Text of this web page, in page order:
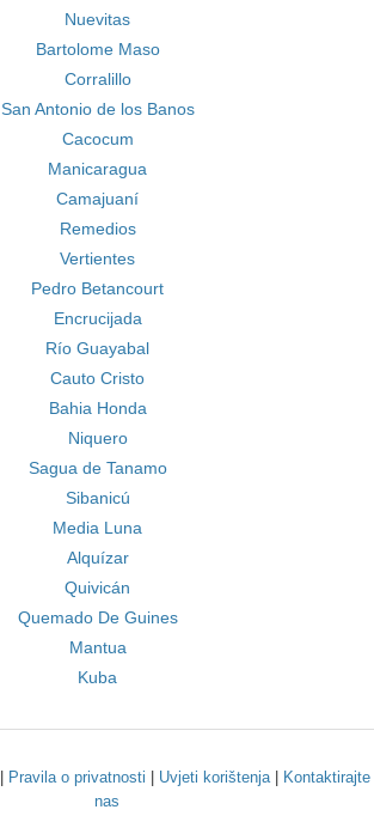
Nuevitas
Bartolome Maso
Corralillo
San Antonio de los Banos
Cacocum
Manicaragua
Camajuaní
Remedios
Vertientes
Pedro Betancourt
Encrucijada
Río Guayabal
Cauto Cristo
Bahia Honda
Niquero
Sagua de Tanamo
Sibanicú
Media Luna
Alquízar
Quivicán
Quemado De Guines
Mantua
Kuba
Pravila o privatnosti Uvjeti korištenja|
Kontaktirajte
nas